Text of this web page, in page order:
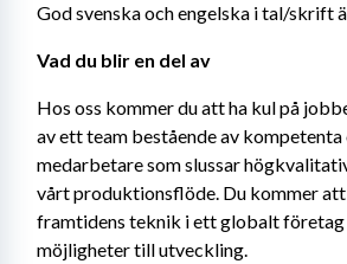
God svenska och engelska i tal/skrift
Vad du blir en del av
Hos oss kommer du att ha kul på
av ett team bestående av
medarbetare som slussar
vårt produktionsflöde. Du kommer
framtidens teknik i ett globalt företag
möjligheter till utveckling.